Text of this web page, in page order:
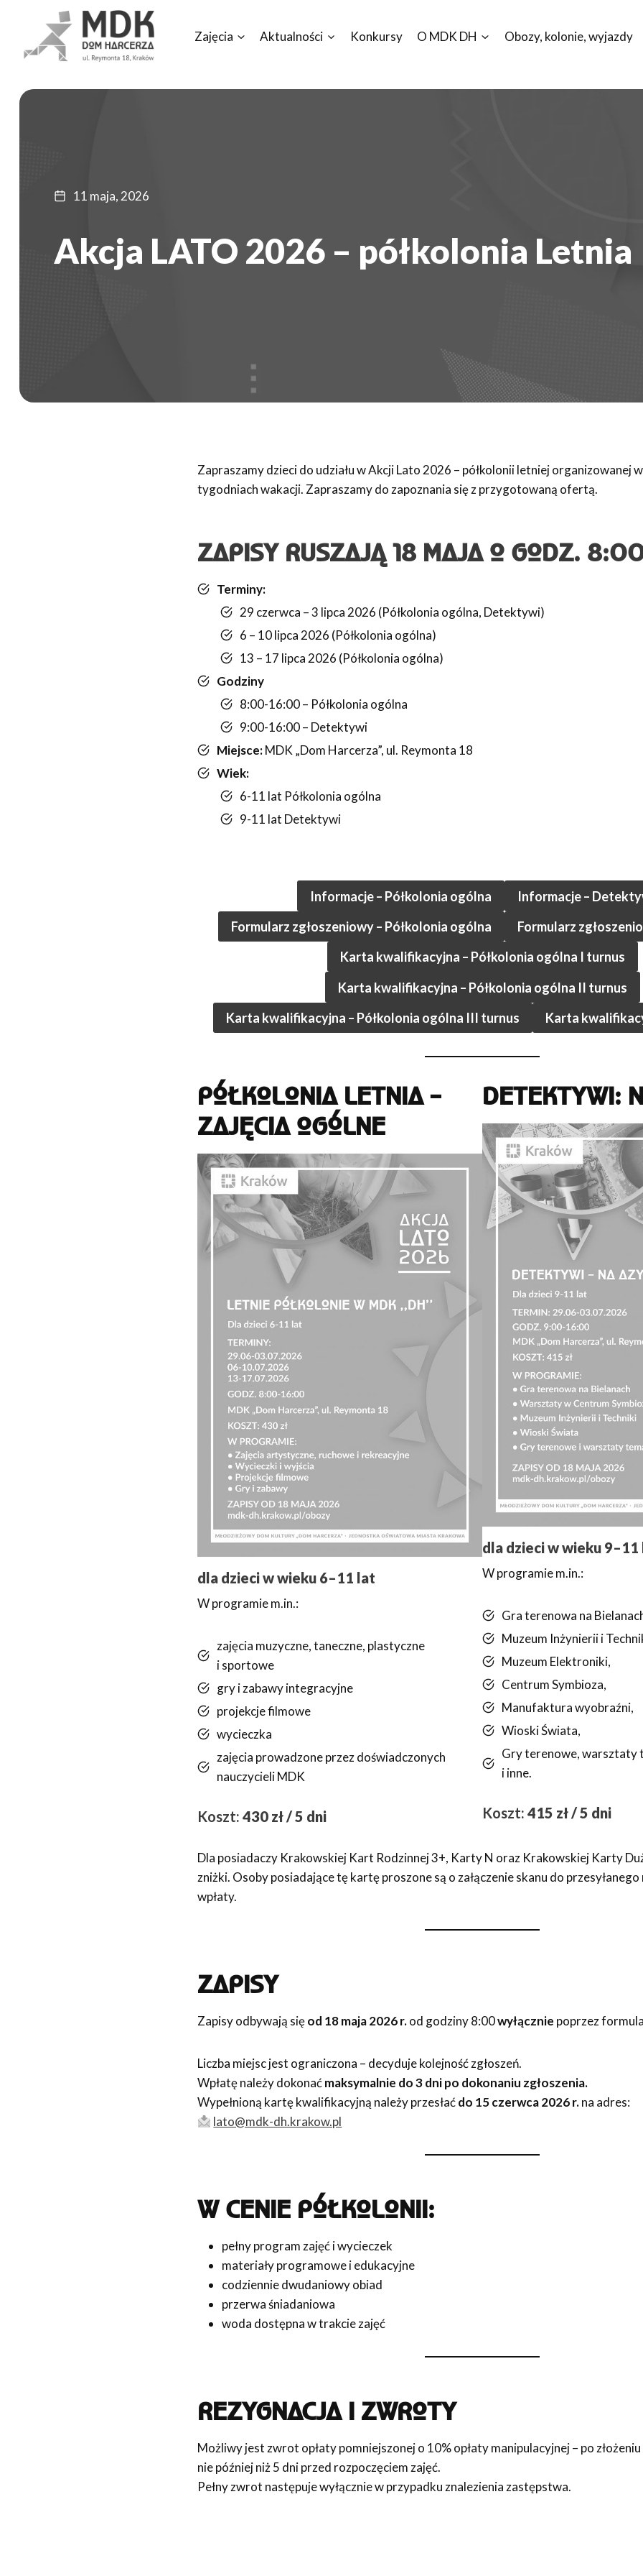
treści
Zajęcia Aktualności Konkursy O MDK DH Obozy, kolonie, wyjazdy
11 maja, 2026
Akcja LATO 2026 – półkolonia Letnia
Zapraszamy dzieci do udziału w Akcji Lato 2026 – półkolonii letniej organizowanej
tygodniach wakacji. Zapraszamy do zapoznania się z przygotowaną ofertą.
ZAPISY RUSZAJĄ 18 MAJA O GODZ.
Terminy:
29 czerwca – 3 lipca 2026 (Półkolonia ogólna, Detektywi)
6 – 10 lipca 2026 (Półkolonia ogólna)
13 – 17 lipca 2026 (Półkolonia ogólna)
Godziny
8:00-16:00 – Półkolonia ogólna
9:00-16:00 – Detektywi
Miejsce:MDK „Dom Harcerza”, ul. Reymonta 18
Wiek:
6-11 lat Półkolonia ogólna
9-11 lat Detektywi
Informacje – Półkolonia ogólna
Informacje –
Formularz zgłoszeniowy – Półkolonia ogólna
Formularz
Karta kwalifikacyjna – Półkolonia ogólna I turnus
Karta kwalifikacyjna – Półkolonia ogólna II turnus
Karta kwalifikacyjna – Półkolonia ogólna III turnus
Karta
PÓŁKOLONIA LETNIA –
ZAJĘCIA OGÓLNE
dla dzieci w wieku 6–11 lat
W programie m.in.:
zajęcia muzyczne, taneczne, plastyczne
i sportowe
gry i zabawy integracyjne
projekcje filmowe
wycieczka
zajęcia prowadzone przez doświadczonych
nauczycieli MDK
Koszt: 430 zł / 5 dni
DETEKTYWI:
dla dzieci w wieku
W programie m.in.:
Gra terenowa na
Muzeum Inżynierii i
Muzeum Elektroniki,
Centrum Symbioza,
Manufaktura wyobraźni,
Wioski Świata,
Gry terenowe, warsztaty
i inne.
Koszt: 415 zł / 5 dni
Dla posiadaczy Krakowskiej Kart Rodzinnej 3+, Karty N oraz Krakowskiej Karty
zniżki. Osoby posiadające tę kartę proszone są o załączenie skanu do
wpłaty.
ZAPISY
Zapisy odbywają sięod 18 maja 2026 r.od godziny 8:00wyłącznie poprzez
Liczba miejsc jest ograniczona – decyduje kolejność zgłoszeń.
Wpłatę należy dokonaćmaksymalnie do 3 dni po dokonaniu zgłoszenia.
Wypełnioną kartę kwalifikacyjną należy przesłaćdo 15 czerwca 2026 r.na adres:
lato@mdk-dh.krakow.pl
W CENIE PÓŁKOLONII:
pełny program zajęć i wycieczek
materiały programowe i edukacyjne
codziennie dwudaniowy obiad
przerwa śniadaniowa
woda dostępna w trakcie zajęć
REZYGNACJA I ZWROTY
Możliwy jest zwrot opłaty pomniejszonej o 10% opłaty manipulacyjnej – po
nie później niż 5 dni przed rozpoczęciem zajęć.
Pełny zwrot następuje wyłącznie w przypadku znalezienia zastępstwa.